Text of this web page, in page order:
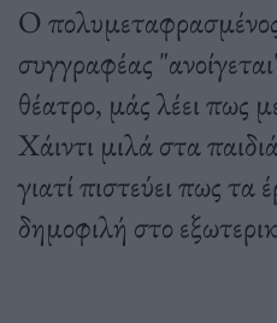
O
συγγραφέας
θέατρο, μάς λέει πως
Χάιντι μιλά στα
γιατί πιστεύει πως τα
δημοφιλή στο